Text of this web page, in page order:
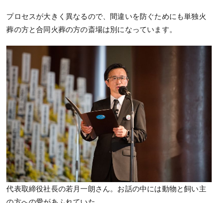
プロセスが大きく異なるので、間違いを防ぐためにも単独火
葬の方と合同火葬の方の斎場は別になっています。
代表取締役社長の若月一朗さん。お話の中には動物と飼い主